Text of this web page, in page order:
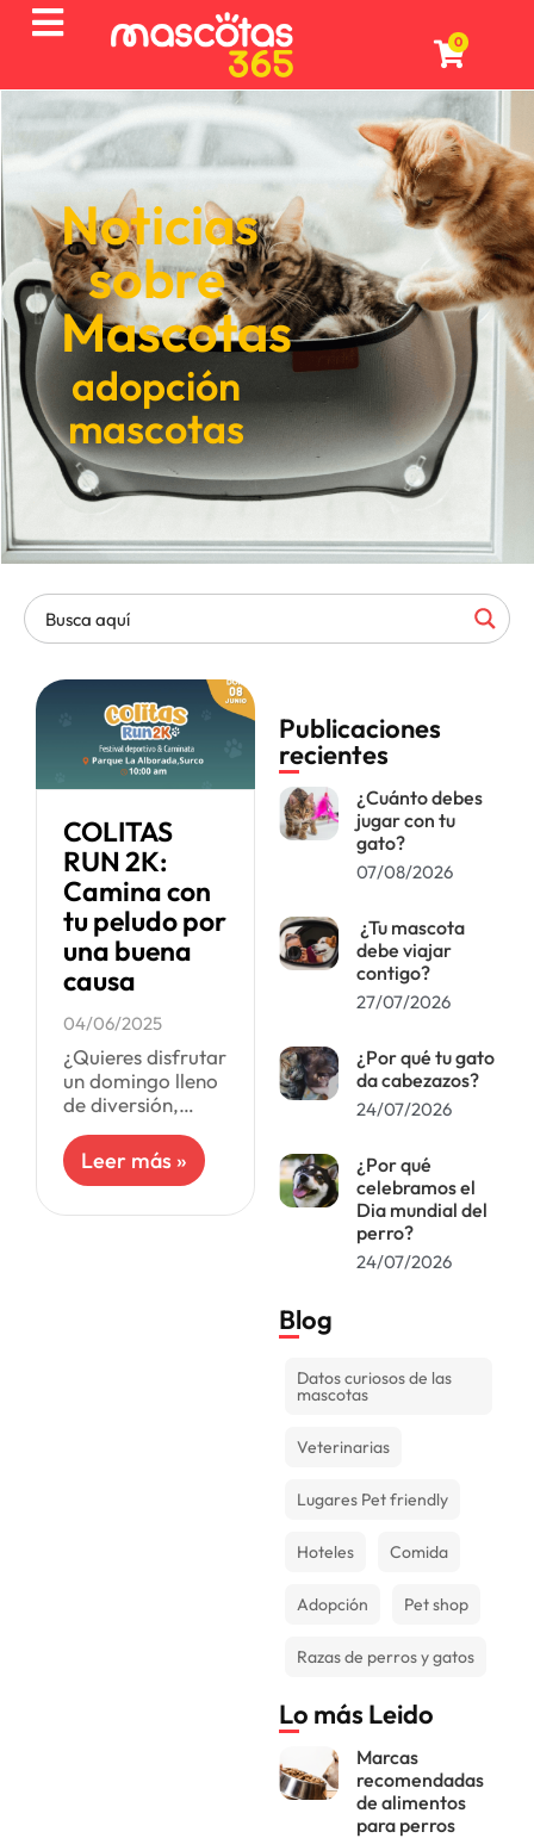
0
Noticias
sobre
Mascotas
adopción
mascotas
COLITAS
RUN 2K:
Camina con
tu peludo por
una buena
causa
04/06/2025
¿Quieres disfrutar
un domingo lleno
de diversión,
mimos para tu
mascota? No te
COLITAS RUN 2K,
Leer más »
Publicaciones
recientes
¿Cuánto debes
jugar con tu
gato?
07/08/2026
¿Tu mascota
debe viajar
contigo?
27/07/2026
¿Por qué tu gato
da cabezazos?
24/07/2026
¿Por qué
celebramos el
Dia mundial del
perro?
24/07/2026
Blog
Datos curiosos de las
mascotas
Veterinarias
Lugares Pet friendly
Hoteles Comida
Adopción Pet shop
Razas de perros y gatos
Lo más Leido
Marcas
recomendadas
de alimentos
para perros